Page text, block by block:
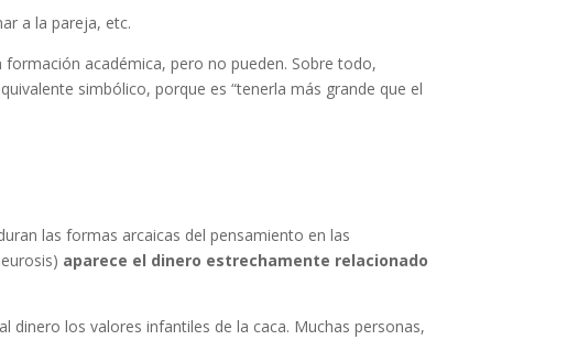
a la pareja, etc.
académica, pero no pueden. Sobre todo,
simbólico, porque es “tenerla más grande que el
las formas arcaicas del pensamiento en las
aparece el dinero estrechamente relacionado
dinero los valores infantiles de la caca. Muchas personas,